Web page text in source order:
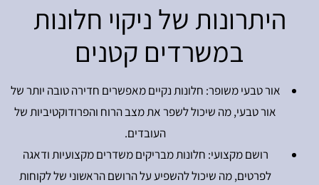
היתרונות של ניקוי חלונות
במשרדים קטנים
אור טבעי משופר: חלונות נקיים מאפשרים חדירה טובה יותר של
אור טבעי, מה שיכול לשפר את מצב הרוח והפרודוקטיביות של
העובדים.
רושם מקצועי: חלונות מבריקים משדרים מקצועיות ודאגה
לפרטים, מה שיכול להשפיע על הרושם הראשוני של לקוחות